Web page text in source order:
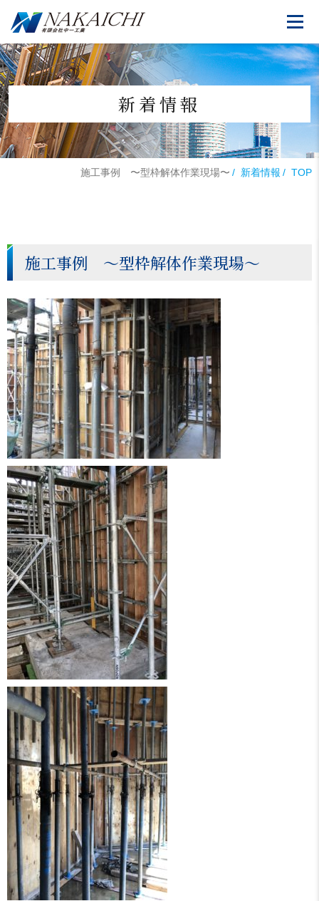
新着情報
TOP
新着情報
施工事例 〜型枠解体作業現場〜
施工事例 〜型枠解体作業現場〜